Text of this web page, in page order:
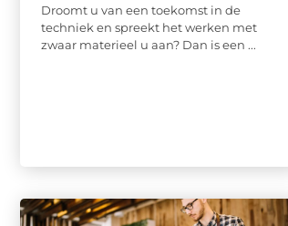
Droomt u van een toekomst in de
techniek en spreekt het werken met
zwaar materieel u aan? Dan is een ...